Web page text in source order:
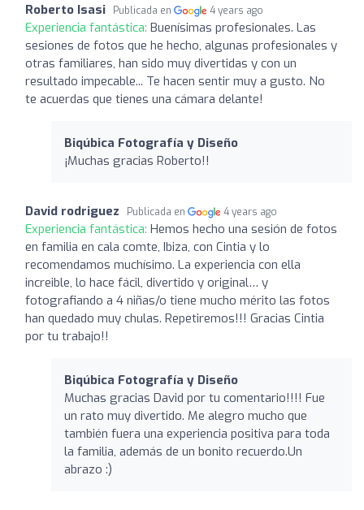
Roberto Isasi Publicada en 4 years ago
Experiencia fantástica: Buenísimas profesionales. Las
sesiones de fotos que he hecho, algunas profesionales y
otras familiares, han sido muy divertidas y con un
resultado impecable... Te hacen sentir muy a gusto. No
te acuerdas que tienes una cámara delante!
Biqúbica Fotografía y Diseño
¡Muchas gracias Roberto!!
David rodriguez Publicada en 4 years ago
Experiencia fantástica: Hemos hecho una sesión de fotos
en familia en cala comte, Ibiza, con Cintia y lo
recomendamos muchísimo. La experiencia con ella
increible, lo hace fácil, divertido y original… y
fotografiando a 4 niñas/o tiene mucho mérito las fotos
han quedado muy chulas. Repetiremos!!! Gracias Cintia
por tu trabajo!!
Biqúbica Fotografía y Diseño
Muchas gracias David por tu comentario!!!! Fue
un rato muy divertido. Me alegro mucho que
también fuera una experiencia positiva para toda
la familia, además de un bonito recuerdo.Un
abrazo :)